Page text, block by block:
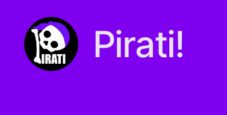
Pirati!